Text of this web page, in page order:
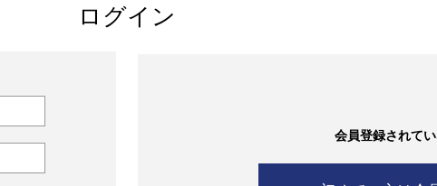
ログイン
会員登録されて